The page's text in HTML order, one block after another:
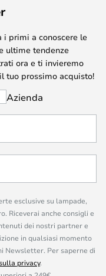
i primi a conoscere le
ultime tendenze
ora e ti invieremo
tuo prossimo acquisto!
Azienda
esclusive su lampade,
Riceverai anche consigli e
dei nostri partner e
in qualsiasi momento
Newsletter. Per saperne di
privacy.